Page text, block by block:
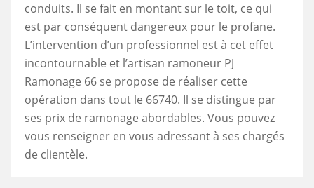
conduits. Il se fait en montant sur le toit, ce qui
est par conséquent dangereux pour le profane.
L’intervention d’un professionnel est à cet effet
incontournable et l’artisan ramoneur PJ
Ramonage 66 se propose de réaliser cette
opération dans tout le 66740. Il se distingue par
ses prix de ramonage abordables. Vous pouvez
vous renseigner en vous adressant à ses chargés
de clientèle.